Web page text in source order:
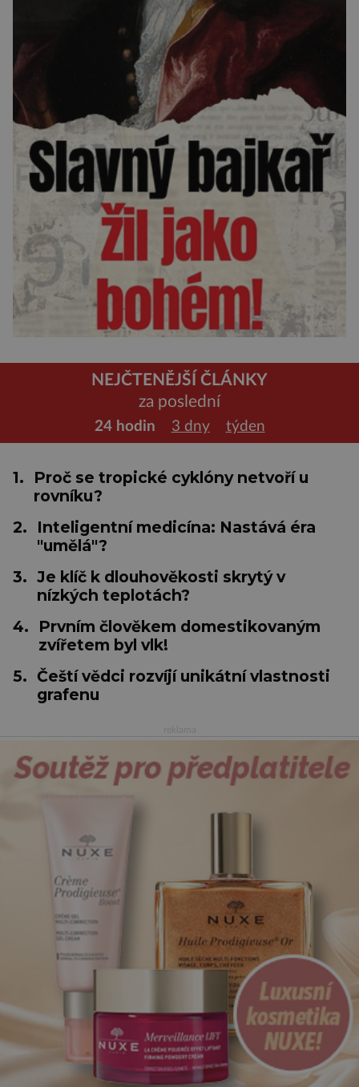
NEJČTENĚJŠÍ ČLÁNKY
za poslední
24 hodin 3 dny týden
1.
Proč se tropické cyklóny netvoří u
rovníku?
2.
Inteligentní medicína: Nastává éra
"umělá"?
3. Je klíč k dlouhověkosti skrytý v
nízkých teplotách?
4.
Prvním člověkem domestikovaným
zvířetem byl vlk!
5. Čeští vědci rozvíjí unikátní vlastnosti
grafenu